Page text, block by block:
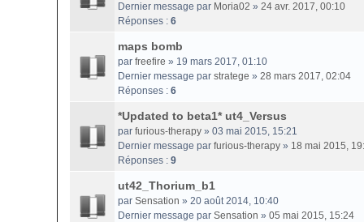
Dernier message par Moria02 » 24 avr. 2017, 00:10
Réponses : 6
maps bomb
par freefire » 19 mars 2017, 01:10
Dernier message par stratege » 28 mars 2017, 02:04
Réponses : 6
*Updated to beta1* ut4_Versus
par furious-therapy » 03 mai 2015, 15:21
Dernier message par furious-therapy » 18 mai 2015,
Réponses : 9
ut42_Thorium_b1
par Sensation » 20 août 2014, 10:40
Dernier message par Sensation » 05 mai 2015, 15:24